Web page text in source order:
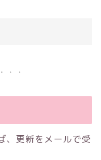
、更新をメールで受